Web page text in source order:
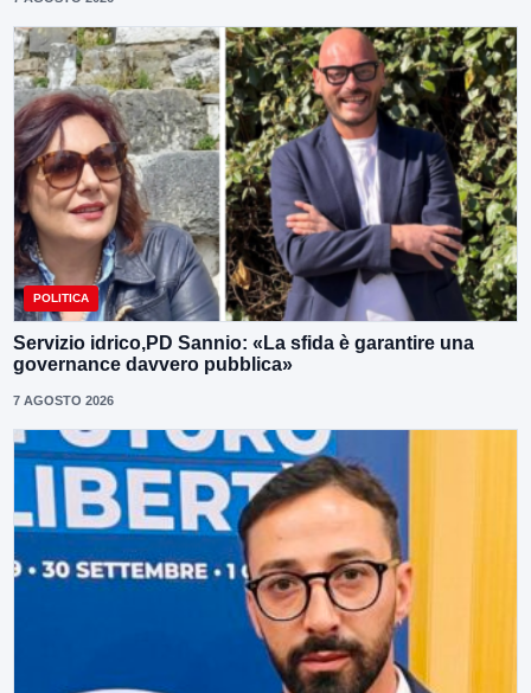
POLITICA
Servizio idrico,PD Sannio: «La sfida è garantire una
governance davvero pubblica»
7 AGOSTO 2026